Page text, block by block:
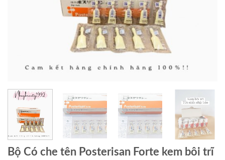
Bộ Có che tên Posterisan Forte kem bôi trĩ